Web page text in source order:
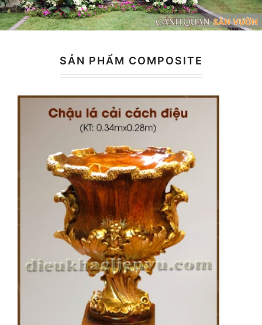
SẢN PHẨM COMPOSITE